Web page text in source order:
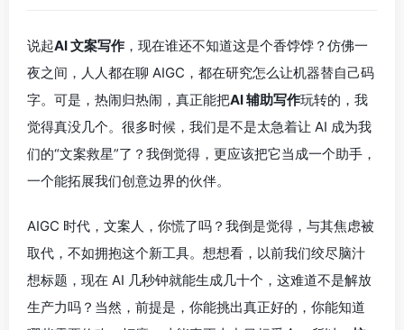
说起AI 文案写作 ，现在谁还不知道这是个香饽饽？仿佛一
夜之间，人人都在聊 AIGC，都在研究怎么让机器替自己码
字。可是，热闹归热闹，真正能把AI 辅助写作玩转的，我
觉得真没几个。很多时候，我们是不是太急着让 AI 成为我
们的“文案救星”了？我倒觉得，更应该把它当成一个助手，
一个能拓展我们创意边界的伙伴。
AIGC 时代，文案人，你慌了吗？我倒是觉得，与其焦虑被
取代，不如拥抱这个新工具。想想看，以前我们绞尽脑汁
想标题，现在 AI 几秒钟就能生成几十个，这难道不是解放
生产力吗？当然，前提是，你能挑出真正好的，你能知道